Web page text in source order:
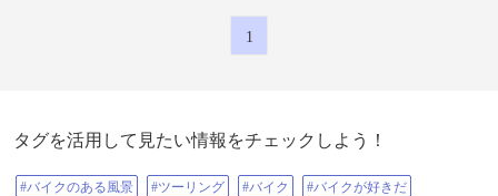
イクのある風景 #ツーリング
1
タグを活用して見たい情報をチェックしよう！
#バイクのある風景 #ツーリング #バイク #バイクが好きだ